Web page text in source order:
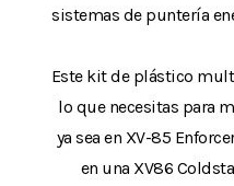
sistemas de puntería
Este kit de plástico
lo que necesitas para
ya sea en XV-85
en una XV86